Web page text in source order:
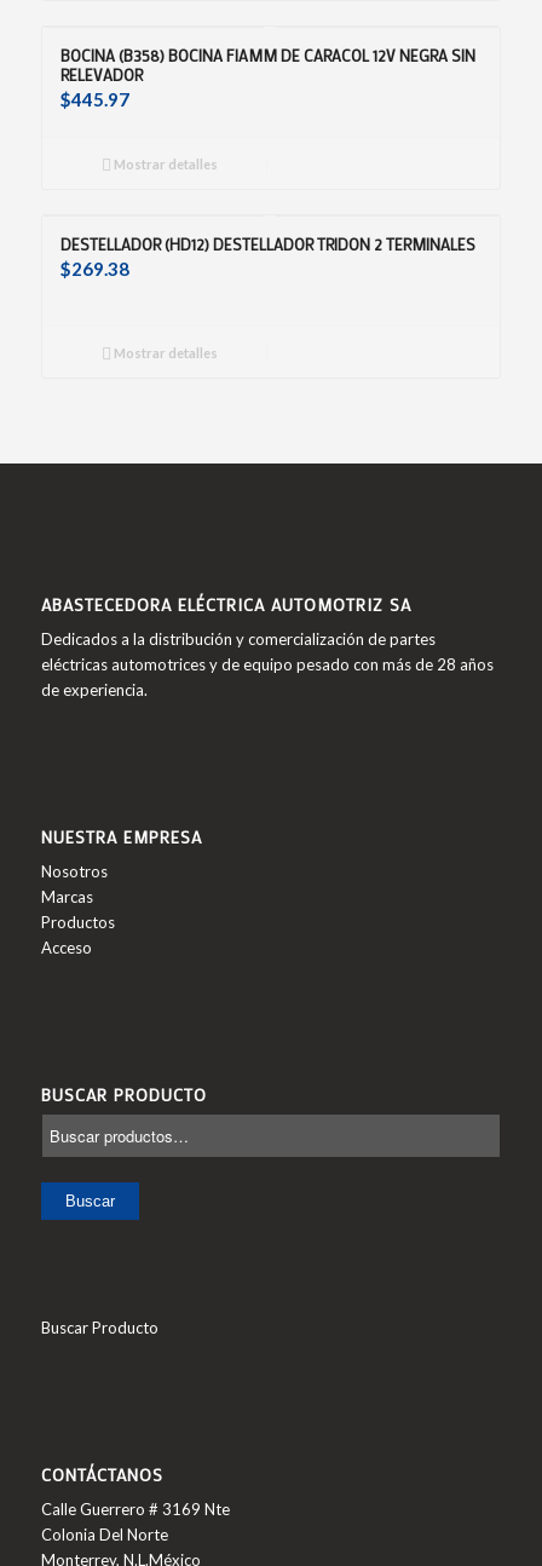
BOCINA (B358) BOCINA FIAMM DE CARACOL 12V NEGRA SIN
RELEVADOR
$445.97
Mostrar detalles
DESTELLADOR (HD12) DESTELLADOR TRIDON 2 TERMINALES
$269.38
Mostrar detalles
ABASTECEDORA ELÉCTRICA AUTOMOTRIZ SA
Dedicados a la distribución y comercialización de partes
eléctricas automotrices y de equipo pesado con más de 28 años
de experiencia.
NUESTRA EMPRESA
Nosotros
Marcas
Productos
Acceso
BUSCAR PRODUCTO
Buscar
Buscar Producto
CONTÁCTANOS
Calle Guerrero # 3169 Nte
Colonia Del Norte
Monterrey, N.L.México